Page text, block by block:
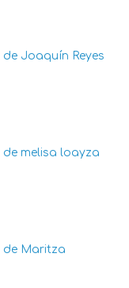
de Joaquín Reyes
de melisa loayza
de Maritza